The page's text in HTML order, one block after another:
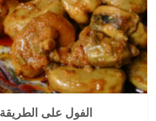
الفول على الطريقة